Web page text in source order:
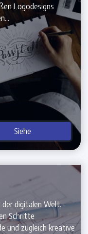
Logodesigns
Siehe
digitalen Welt.
Schritte
und zugleich kreative